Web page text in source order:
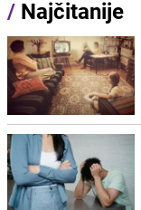
/ Najčitanije